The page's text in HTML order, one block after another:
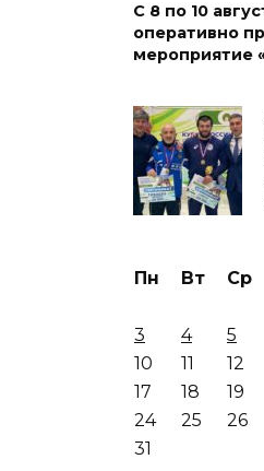
С 8 по 10
оперативно
мероприятие
Пн Вт Ср
3
4 5
10
11 12
17
18 19
24
25 26
31